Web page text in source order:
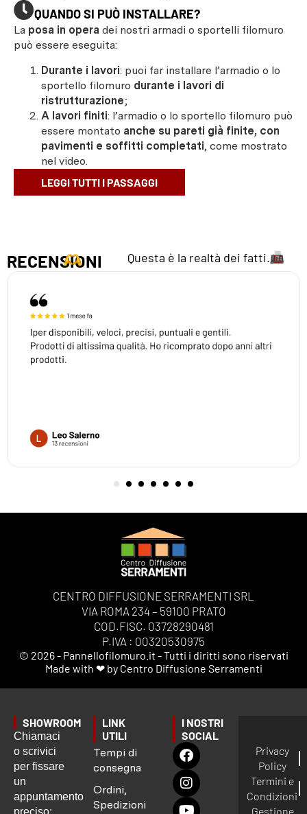
QUANDO SI PUÒ INSTALLARE?
La posa in opera dei nostri armadi o sportelli filomuro
può essere eseguita:
Durante i lavori: puoi far installare l’armadio o lo
sportello filomuro durante i lavori di
ristrutturazione;
A lavori finiti: l’armadio o lo sportello filomuro può
essere montato anche su pareti già finite, con
pavimenti e soffitti completati, come mostrato
nel video.
LEGGI TUTTI I PASSAGGI
RECENSIONI Questa è la realtà dei fatti.
CENTRO DIFFUSIONE SERRAMENTI SRL
VIA ROMA 234 – 59100 PRATO
COD.FISC. 03728290481
P.IVA : 00320530975
© 2026 - Pannellofilomuro.it - Tutti i diritti sono riservati
Made with ❤ by Centro Diffusione Serramenti
SHOWROOM
Chiamaci
o scrivici
per fissare
un
appuntamento
LINK
UTILI
Tempi di
consegna
Ordini,
Spedizioni
I NOSTRI
SOCIAL
Privacy
Policy
Termini e
Condizioni
Gestione